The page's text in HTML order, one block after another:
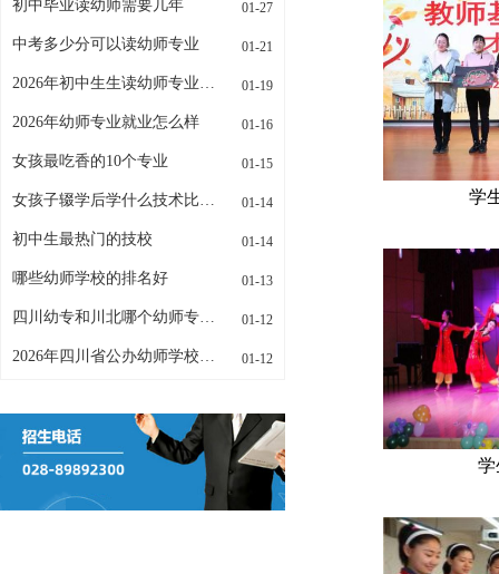
初中毕业读幼师需要几年 01-27
中考多少分可以读幼师专业 01-21
2026年初中生生读幼师专业招生条件是什么 01-19
2026年幼师专业就业怎么样 01-16
女孩最吃香的10个专业 01-15
女孩子辍学后学什么技术比较好 01-14
初中生最热门的技校 01-14
哪些幼师学校的排名好 01-13
四川幼专和川北哪个幼师专业更好 01-12
2026年四川省公办幼师学校有哪些 01-12
学
学